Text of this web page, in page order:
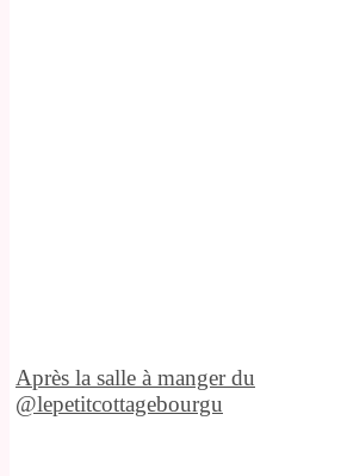
Après la salle à manger du
@lepetitcottagebourgu